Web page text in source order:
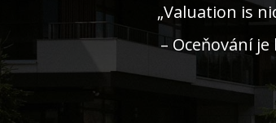
„Valuation is
– Oceňování